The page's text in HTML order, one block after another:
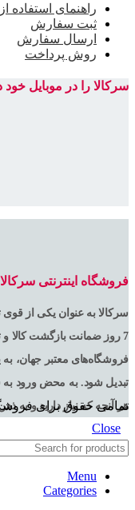
راهنمای استفاده
ثبت سفارش
ارسال سفارش
روش پرداخت
سرکالا را در موبایل خود
فروشگاه اینترنتی
سرکالا به عنوان یکی از قوی
7 روز ضمانت بازگشت کالا
فروشگاه‌های معتبر جهان،
تبدیل شود. به محض ورود به
هر آنچه که نیاز دارید و به
تمامی حقوق برای
Close
Menu
Categories